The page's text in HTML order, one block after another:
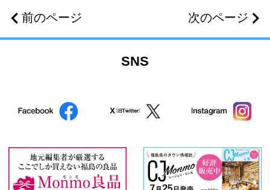
串焼き・焼き鳥
特産品 和食 創作料理
スイーツ うなぎ
2020年夏の宴会情報
前のページ 次のページ
SNS